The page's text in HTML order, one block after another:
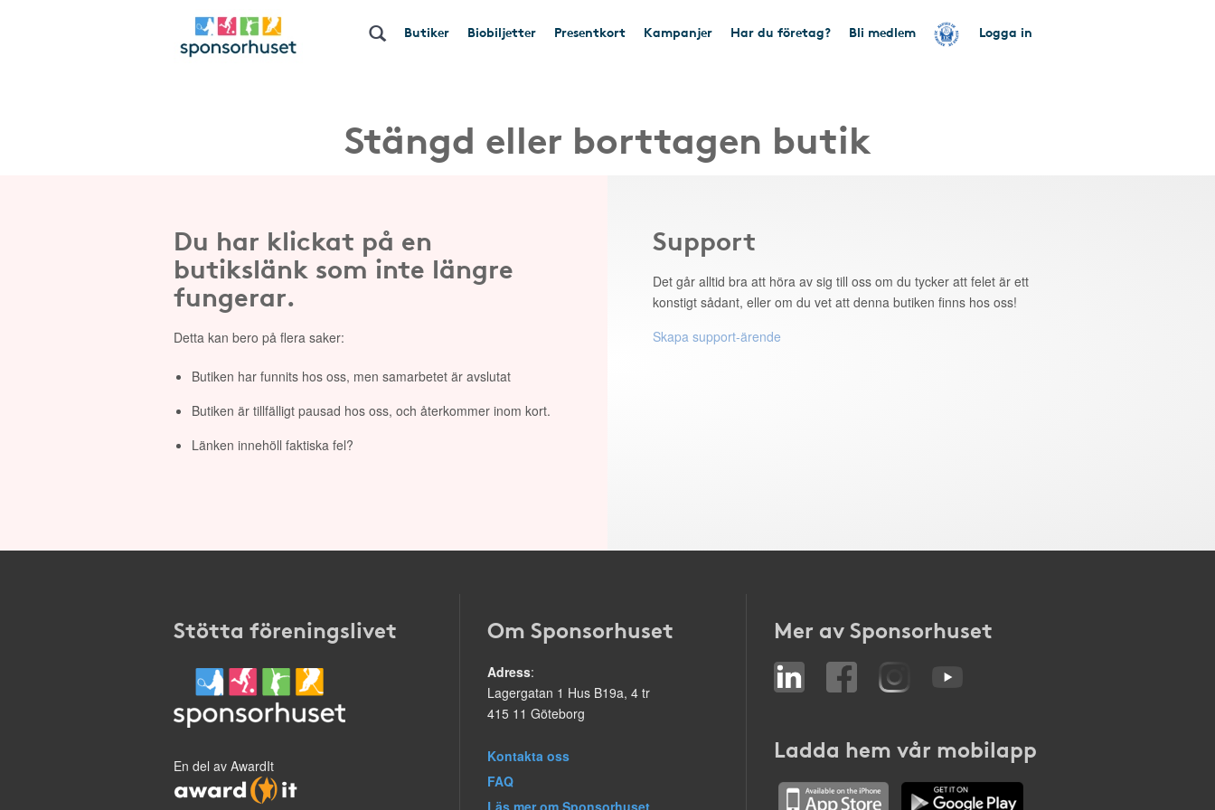
Butiker Biobiljetter Presentkort Kampanjer Har du företag? Bli medlem Logga in
Stängd eller borttagen butik
Du har klickat på en
butikslänk som inte längre
fungerar.
Detta kan bero på flera saker:
Butiken har funnits hos oss, men samarbetet är avslutat
Butiken är tillfälligt pausad hos oss, och återkommer inom kort.
Länken innehöll faktiska fel?
Support
Det går alltid bra att höra av sig till oss om du tycker att felet är ett
konstigt sådant, eller om du vet att denna butiken finns hos oss!
Skapa support-ärende
Stötta föreningslivet
En del av AwardIt
Om Sponsorhuset
Adress:
Lagergatan 1 Hus B19a, 4 tr
415 11 Göteborg
Kontakta oss
FAQ
Läs mer om Sponsorhuset
Mer av Sponsorhuset
Ladda hem vår mobilapp